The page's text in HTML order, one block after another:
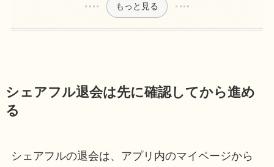
もっと見る
シェアフル退会は先に確認してから進め
る
シェアフルの退会は、アプリ内のマイページから